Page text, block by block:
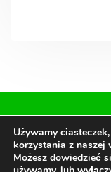
Używamy
korzystania z naszej
Możesz dowiedzieć